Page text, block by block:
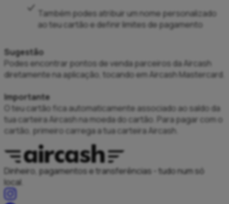
Também podes atribuir um nome personalizado
ao teu cartão e definir limites de pagamento
Sugestão
Podes encontrar pontos de venda parceiros da Aircash
diretamente na aplicação, tocando em Aircash Mastercard.
Importante
O teu cartão fica automaticamente associado ao saldo da
tua carteira Aircash na moeda do cartão. Para pagar com o
cartão, primeiro carrega a tua carteira Aircash.
Dinheiro, pagamentos e transferências - tudo num só
local.